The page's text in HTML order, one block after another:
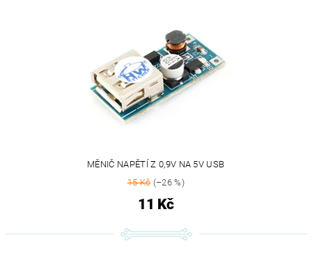
MĚNIČ NAPĚTÍ Z 0,9V NA 5V USB
15 Kč(–26 %)
11 Kč